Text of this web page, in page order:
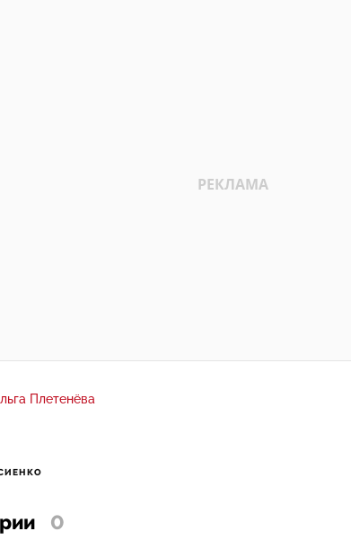
Плетенёва
0